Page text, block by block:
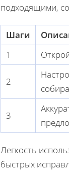
подходящими,
Шаги
1
2
3
Легкость
быстрых